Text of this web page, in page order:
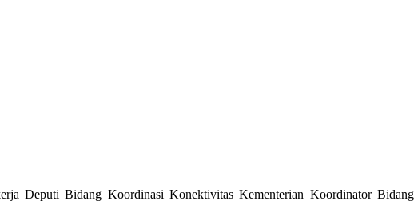
Deputi Bidang Koordinasi Konektivitas Kementerian Koordinator Bidang